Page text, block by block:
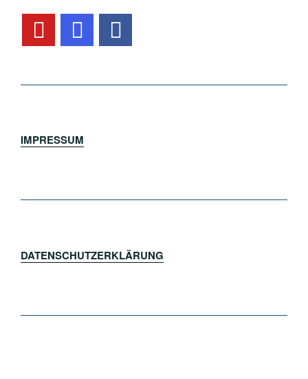
IMPRESSUM
DATENSCHUTZERKLÄRUNG